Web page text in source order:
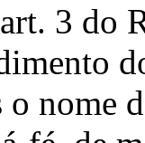
3 do
o nome